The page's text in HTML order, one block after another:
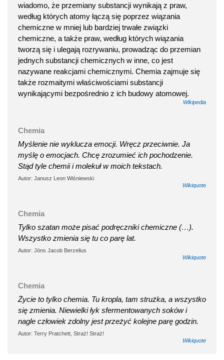
wiadomo, że przemiany substancji wynikają z praw,
według których atomy łączą się poprzez wiązania
chemiczne w mniej lub bardziej trwałe związki
chemiczne, a także praw, według których wiązania
tworzą się i ulegają rozrywaniu, prowadząc do przemian
jednych substancji chemicznych w inne, co jest
nazywane reakcjami chemicznymi. Chemia zajmuje się
także rozmaitymi właściwościami substancji
wynikającymi bezpośrednio z ich budowy atomowej.
Wikipedia
Chemia
Myślenie nie wyklucza emocji. Wręcz przeciwnie. Ja
myślę o emocjach. Chcę zrozumieć ich pochodzenie.
Stąd tyle chemii i molekuł w moich tekstach.
Autor: Janusz Leon Wiśniewski
Wikiquote
Chemia
Tylko szatan może pisać podręczniki chemiczne (…).
Wszystko zmienia się tu co parę lat.
Autor: Jöns Jacob Berzelius
Wikiquote
Chemia
Życie to tylko chemia. Tu kropla, tam strużka, a wszystko
się zmienia. Niewielki łyk sfermentowanych soków i
nagle człowiek zdolny jest przeżyć kolejne parę godzin.
Autor: Terry Pratchett, Straż! Straż!
Wikiquote